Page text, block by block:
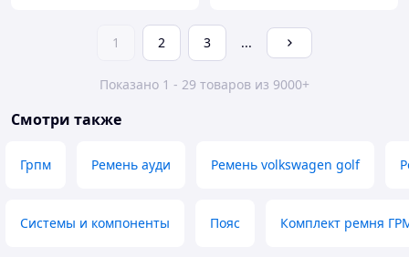
1 2 3 ...
Показано 1 - 29 товаров из 9000+
Смотри также
Грпм Ремень ауди Ремень volkswagen golf
Системы и компоненты Пояс Комплект ремня